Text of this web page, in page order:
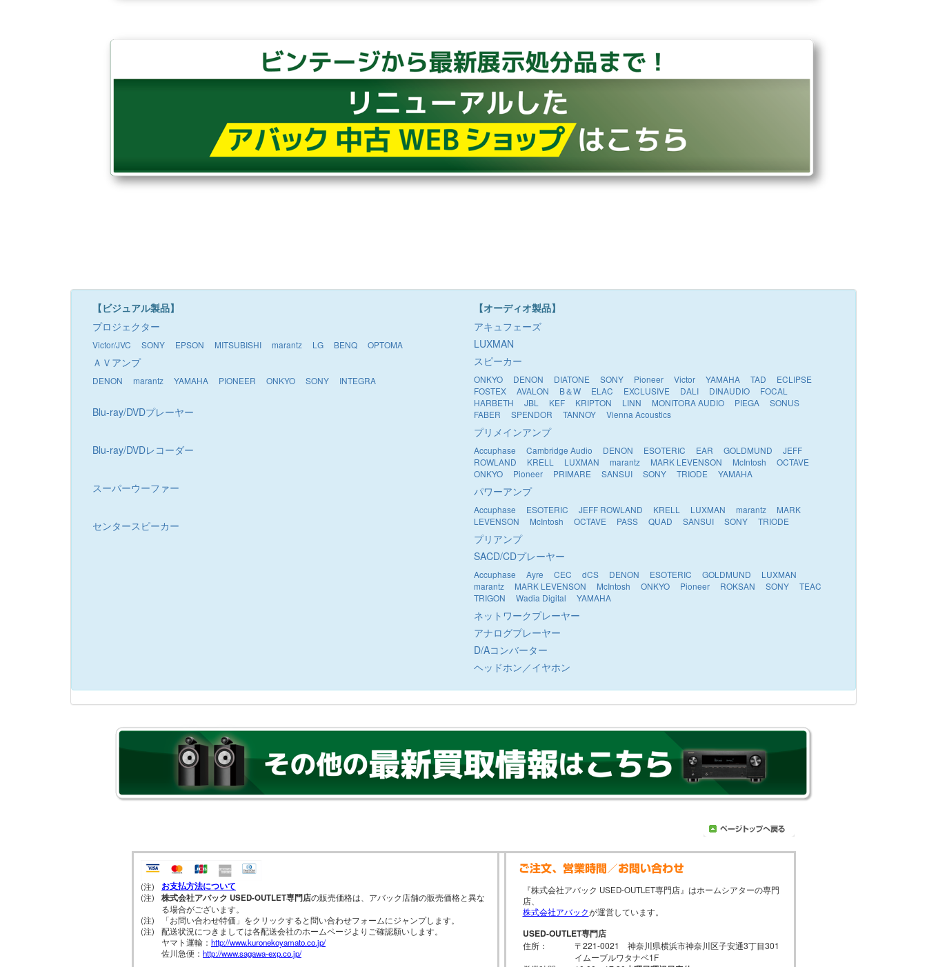
【ビジュアル製品】
プロジェクター
Victor/JVC SONY EPSON MITSUBISHI marantz LG BENQ OPTOMA
ＡＶアンプ
DENON marantz YAMAHA PIONEER ONKYO SONY INTEGRA
Blu-ray/DVDプレーヤー
Blu-ray/DVDレコーダー
スーパーウーファー
センタースピーカー
【オーディオ製品】
アキュフェーズ
LUXMAN
スピーカー
ONKYO DENON DIATONE SONY Pioneer Victor YAMAHA TAD
ECLIPSE
FOSTEX
AVALON B＆W ELAC EXCLUSIVE DALI DINAUDIO
FOCAL
HARBETH
JBL KEF KRIPTON LINN MONITORA AUDIO PIEGA
SONUS
FABER
SPENDOR TANNOY Vienna Acoustics
プリメインアンプ
Accuphase Cambridge Audio DENON ESOTERIC EAR GOLDMUND
JEFF
ROWLAND
KRELL LUXMAN marantz MARK LEVENSON McIntosh
OCTAVE
ONKYO
Pioneer PRIMARE SANSUI SONY TRIODE YAMAHA
パワーアンプ
Accuphase ESOTERIC JEFF ROWLAND KRELL LUXMAN marantz
MARK
LEVENSON
McIntosh OCTAVE PASS QUAD SANSUI SONY TRIODE
プリアンプ
SACD/CDプレーヤー
Accuphase Ayre CEC dCS DENON ESOTERIC GOLDMUND
LUXMAN
marantz
MARK LEVENSON McIntosh ONKYO Pioneer ROKSAN SONY
TEAC
TRIGON
Wadia Digital YAMAHA
ネットワークプレーヤー
アナログプレーヤー
D/Aコンバーター
ヘッドホン／イヤホン
(注) お支払方法について
(注) 株式会社アバック USED-OUTLET専門店の販売価格は、アバック店舗の販売価格と異な
る場合がございます。
(注)
「お問い合わせ特価」をクリックすると問い合わせフォームにジャンプします。
(注)
配送状況につきましては各配送会社のホームページよりご確認願いします。
ヤマト運輸： http://www.kuronekoyamato.co.jp/
佐川急便： http://www.sagawa-exp.co.jp/
『株式会社アバック USED-OUTLET専門店』はホームシアターの専門
店、
株式会社アバックが運営しています。
USED-OUTLET専門店
住所：
〒221-0021 神奈川県横浜市神奈川区子安通3丁目301
イムーブルワタナベ1F